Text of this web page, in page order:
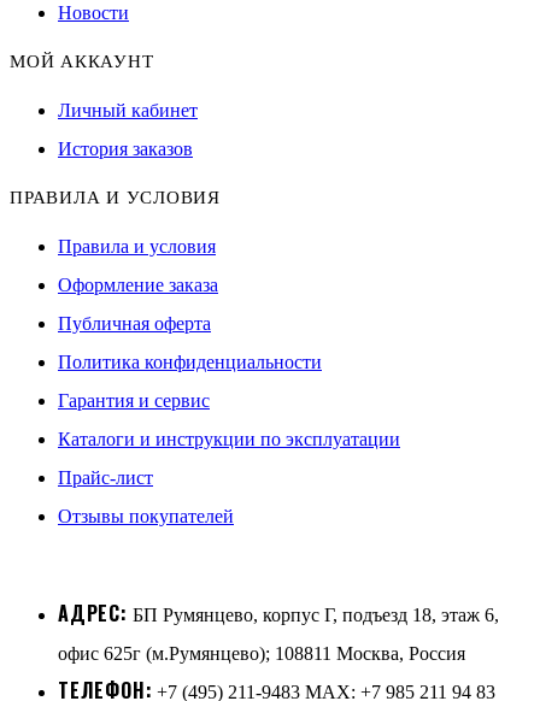
Новости
МОЙ АККАУНТ
Личный кабинет
История заказов
ПРАВИЛА И УСЛОВИЯ
Правила и условия
Оформление заказа
Публичная оферта
Политика конфиденциальности
Гарантия и сервис
Каталоги и инструкции по эксплуатации
Прайс-лист
Отзывы покупателей
АДРЕС: БП Румянцево, корпус Г, подъезд 18, этаж 6,
офис 625г (м.Румянцево); 108811 Москва, Россия
ТЕЛЕФОН: +7 (495) 211-9483 MAX: +7 985 211 94 83